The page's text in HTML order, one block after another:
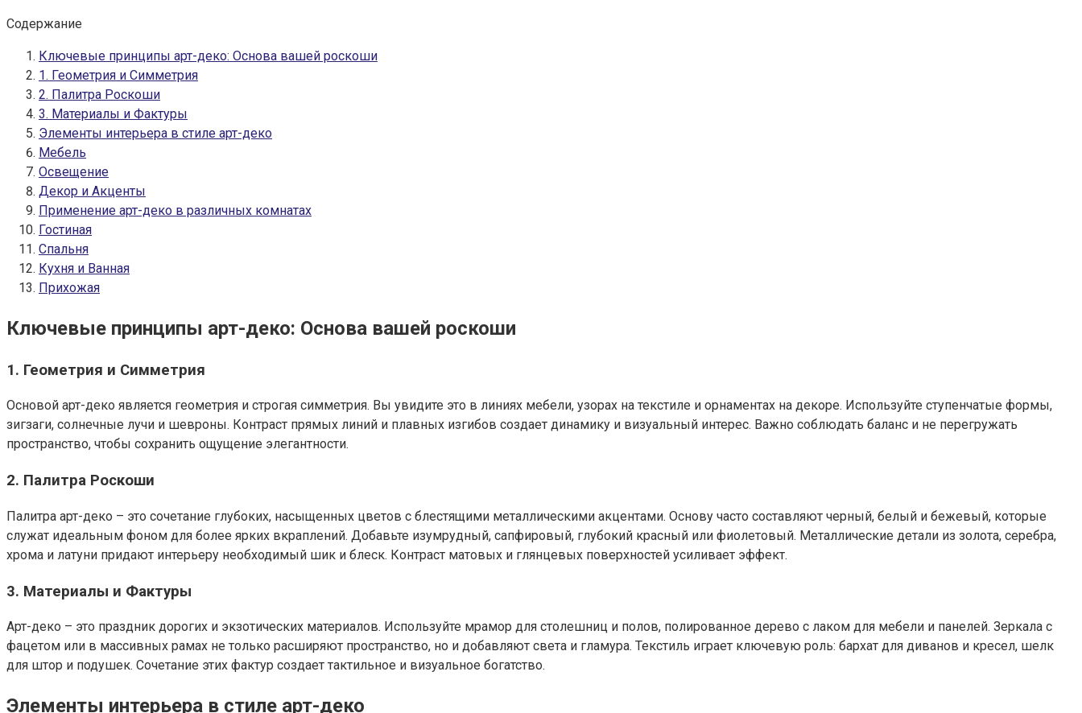
Содержание
Ключевые принципы арт-деко: Основа вашей роскоши
1. Геометрия и Симметрия
2. Палитра Роскоши
3. Материалы и Фактуры
Элементы интерьера в стиле арт-деко
Мебель
Освещение
Декор и Акценты
Применение арт-деко в различных комнатах
Гостиная
Спальня
Кухня и Ванная
Прихожая
Ключевые принципы арт-деко: Основа вашей роскоши
1. Геометрия и Симметрия
Основой арт-деко является геометрия и строгая симметрия. Вы увидите это в линиях мебели, узорах на текстиле и орнаментах на декоре. Используйте ступенчатые формы,
зигзаги, солнечные лучи и шевроны. Контраст прямых линий и плавных изгибов создает динамику и визуальный интерес. Важно соблюдать баланс и не перегружать
пространство, чтобы сохранить ощущение элегантности.
2. Палитра Роскоши
Палитра арт-деко – это сочетание глубоких, насыщенных цветов с блестящими металлическими акцентами. Основу часто составляют черный, белый и бежевый, которые
служат идеальным фоном для более ярких вкраплений. Добавьте изумрудный, сапфировый, глубокий красный или фиолетовый. Металлические детали из золота, серебра,
хрома и латуни придают интерьеру необходимый шик и блеск. Контраст матовых и глянцевых поверхностей усиливает эффект.
3. Материалы и Фактуры
Арт-деко – это праздник дорогих и экзотических материалов. Используйте мрамор для столешниц и полов, полированное дерево с лаком для мебели и панелей. Зеркала с
фацетом или в массивных рамах не только расширяют пространство, но и добавляют света и гламура. Текстиль играет ключевую роль: бархат для диванов и кресел, шелк
для штор и подушек. Сочетание этих фактур создает тактильное и визуальное богатство.
Элементы интерьера в стиле арт-деко